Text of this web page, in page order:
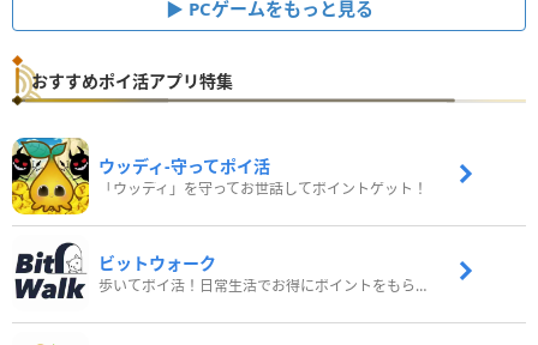
PCゲームをもっと見る
おすすめポイ活アプリ特集
ウッディ‐守ってポイ活
「ウッディ」を守ってお世話してポイントゲット！
ビットウォーク
歩いてポイ活！日常生活でお得にポイントをもらおう